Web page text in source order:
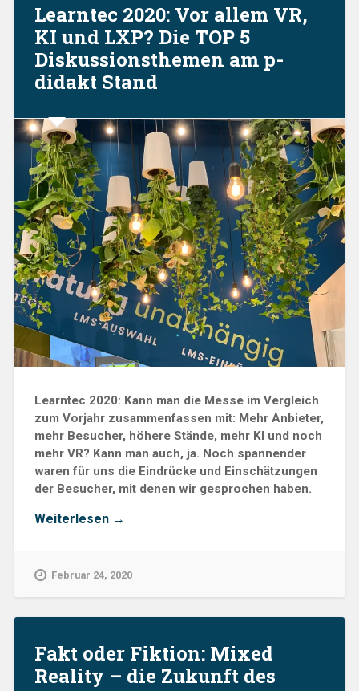
Learntec 2020: Vor allem VR,
KI und LXP? Die TOP 5
Diskussionsthemen am p-
didakt Stand
Learntec 2020: Kann man die Messe im Vergleich
zum Vorjahr zusammenfassen mit: Mehr Anbieter,
mehr Besucher, höhere Stände, mehr KI und noch
mehr VR? Kann man auch, ja. Noch spannender
waren für uns die Eindrücke und Einschätzungen
der Besucher, mit denen wir gesprochen haben.
Weiterlesen „Learntec
VR,
TOP
Diskussionsthemen
→
Februar 24, 2020
Fakt oder Fiktion: Mixed
Reality – die Zukunft des